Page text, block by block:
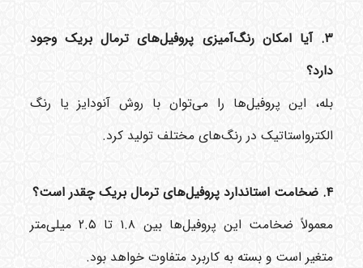
۳. آیا امکان رنگ‌آمیزی پروفیل‌های ترمال بریک وجود
دارد؟
بله، این پروفیل‌ها را می‌توان با روش آنودایز یا رنگ
الکترواستاتیک در رنگ‌های مختلف تولید کرد.
۴. ضخامت استاندارد پروفیل‌های ترمال بریک چقدر است؟
معمولاً ضخامت این پروفیل‌ها بین ۱.۸ تا ۲.۵ میلی‌متر
متغیر است و بسته به کاربرد متفاوت خواهد بود.